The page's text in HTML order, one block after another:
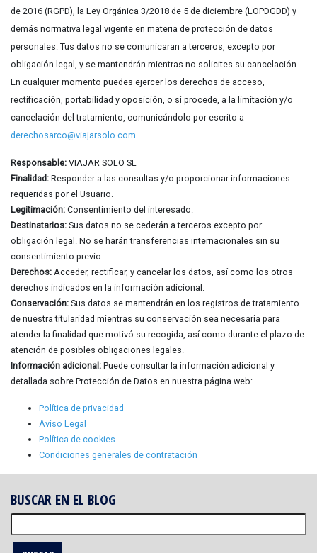
de 2016 (RGPD), la Ley Orgánica 3/2018 de 5 de diciembre (LOPDGDD) y
demás normativa legal vigente en materia de protección de datos
personales. Tus datos no se comunicaran a terceros, excepto por
obligación legal, y se mantendrán mientras no solicites su cancelación.
En cualquier momento puedes ejercer los derechos de acceso,
rectificación, portabilidad y oposición, o si procede, a la limitación y/o
cancelación del tratamiento, comunicándolo por escrito a
derechosarco@viajarsolo.com.
Responsable: VIAJAR SOLO SL
Finalidad: Responder a las consultas y/o proporcionar informaciones
requeridas por el Usuario.
Legitimación: Consentimiento del interesado.
Destinatarios: Sus datos no se cederán a terceros excepto por
obligación legal. No se harán transferencias internacionales sin su
consentimiento previo.
Derechos: Acceder, rectificar, y cancelar los datos, así como los otros
derechos indicados en la información adicional.
Conservación: Sus datos se mantendrán en los registros de tratamiento
de nuestra titularidad mientras su conservación sea necesaria para
atender la finalidad que motivó su recogida, así como durante el plazo de
atención de posibles obligaciones legales.
Información adicional: Puede consultar la información adicional y
detallada sobre Protección de Datos en nuestra página web:
Política de privacidad
Aviso Legal
Política de cookies
Condiciones generales de contratación
BUSCAR EN EL BLOG